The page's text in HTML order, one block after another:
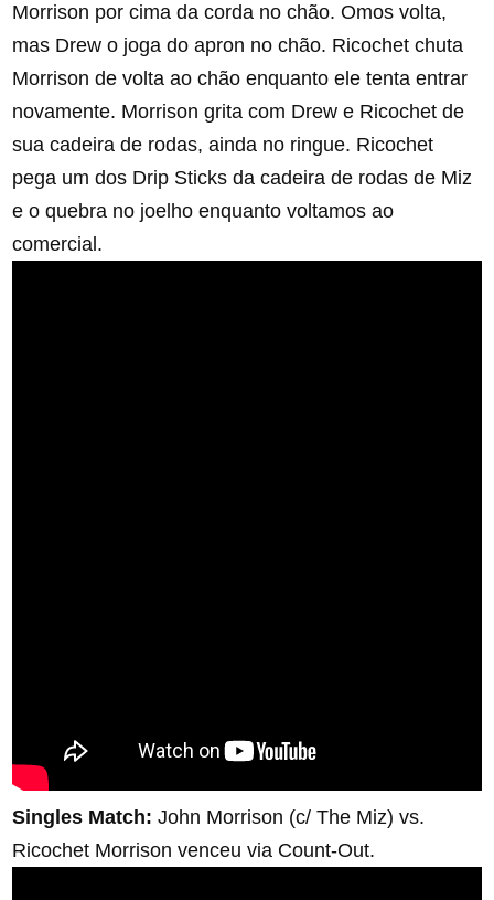
Morrison por cima da corda no chão. Omos volta,
mas Drew o joga do apron no chão. Ricochet chuta
Morrison de volta ao chão enquanto ele tenta entrar
novamente. Morrison grita com Drew e Ricochet de
sua cadeira de rodas, ainda no ringue. Ricochet
pega um dos Drip Sticks da cadeira de rodas de Miz
e o quebra no joelho enquanto voltamos ao
comercial.
Singles Match:John Morrison (c/ The Miz) vs.
Ricochet Morrison venceu via Count-Out.